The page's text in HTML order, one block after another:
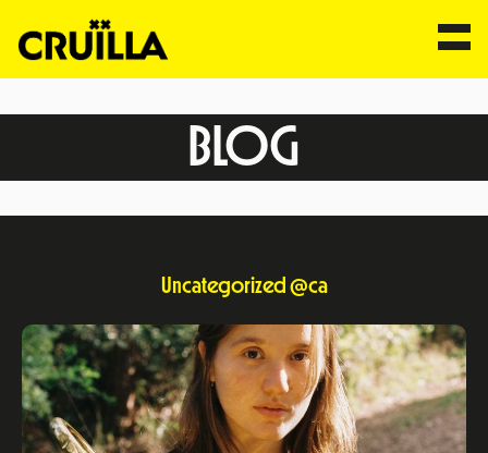
BLOG
Uncategorized @ca